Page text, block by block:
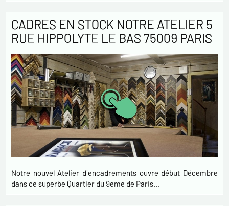
CADRES EN STOCK NOTRE ATELIER 5
RUE HIPPOLYTE LE BAS 75009 PARIS
Notre nouvel Atelier d'encadrements ouvre début Décembre
dans ce superbe Quartier du 9eme de Paris…